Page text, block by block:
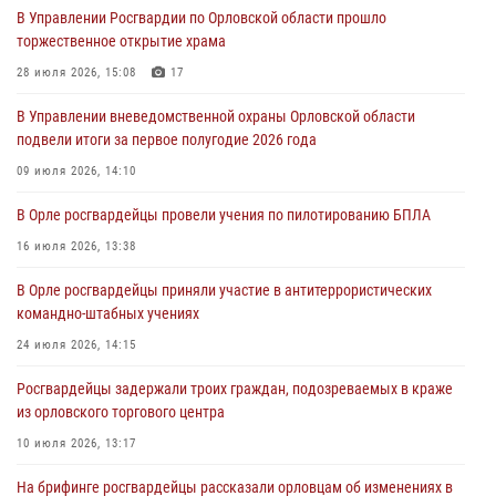
первое полугодие
05 августа 2026, 13:12
совершении противоправных действий
04 августа 2026, 14:21
04 августа 2026, 14:06
предоставлении госуслуг
03 августа 2026, 14:30
В Управлении Росгвардии по Орловской области прошло
торжественное открытие храма
28 июля 2026, 15:08 17
В Управлении вневедомственной охраны Орловской области
подвели итоги за первое полугодие 2026 года
09 июля 2026, 14:10
В Орле росгвардейцы провели учения по пилотированию БПЛА
16 июля 2026, 13:38
В Орле росгвардейцы приняли участие в антитеррористических
командно-штабных учениях
24 июля 2026, 14:15
Росгвардейцы задержали троих граждан, подозреваемых в краже
из орловского торгового центра
10 июля 2026, 13:17
На брифинге росгвардейцы рассказали орловцам об изменениях в